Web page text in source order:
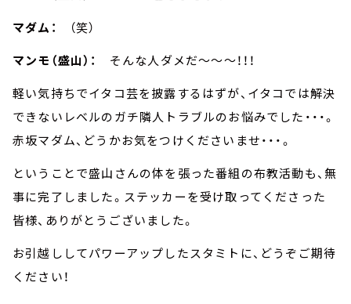
マダム：
（笑）
マンモ（盛山）：
そんな人ダメだ～～～！！！
軽い気持ちでイタコ芸を披露するはずが、イタコでは解決
できないレベルのガチ隣人トラブルのお悩みでした・・・。
赤坂マダム、どうかお気をつけくださいませ・・・。
ということで盛山さんの体を張った番組の布教活動も、無
事に完了しました。ステッカーを受け取ってくださった
皆様、ありがとうございました。
お引越ししてパワーアップしたスタミトに、どうぞご期待
ください！